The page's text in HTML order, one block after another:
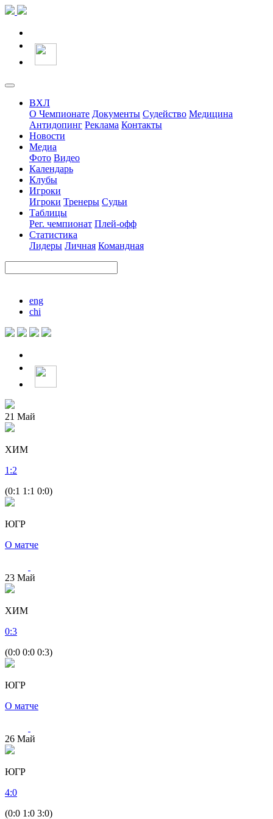
ВХЛ
О Чемпионате Документы Судейство Медицина
Антидопинг Реклама Контакты
Новости
Медиа
Фото Видео
Календарь
Клубы
Игроки
Игроки Тренеры Судьи
Таблицы
Рег. чемпионат Плей-офф
Статистика
Лидеры Личная Командная
eng
chi
21 Май
ХИМ
1 :2
(0:1 1:1 0:0)
ЮГР
О матче
23 Май
ХИМ
0:3
(0:0 0:0 0:3)
ЮГР
О матче
26 Май
ЮГР
4:0
(0:0 1:0 3:0)